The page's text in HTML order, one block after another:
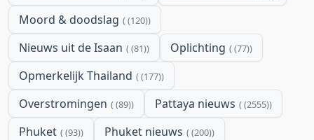
Moord & doodslag (120)
Nieuws uit de Isaan (81) Oplichting (77)
Opmerkelijk Thailand (177)
Overstromingen (89) Pattaya nieuws (2555)
Phuket (93) Phuket nieuws (200)